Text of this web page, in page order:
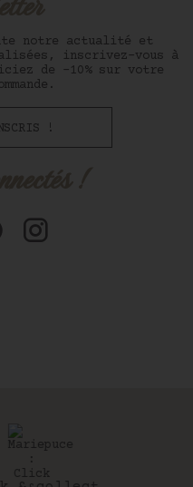
notre actualité et
inscrivez-vous à
de -10% sur votre
!